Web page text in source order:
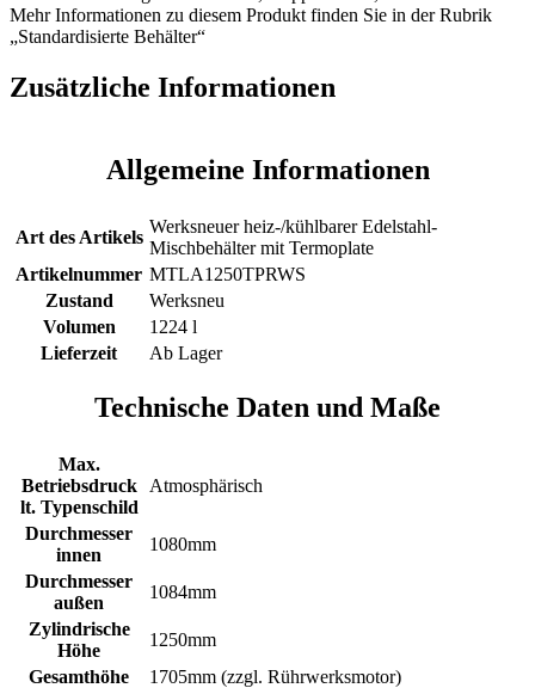
Mehr Informationen zu diesem Produkt finden Sie in der Rubrik
„Standardisierte Behälter“
Zusätzliche Informationen
Allgemeine Informationen
Art des Artikels
Werksneuer heiz-/kühlbarer Edelstahl-
Mischbehälter mit Termoplate
Artikelnummer MTLA1250TPRWS
Zustand
Werksneu
Volumen
1224 l
Lieferzeit
Ab Lager
Technische Daten und Maße
Max.
Betriebsdruck
lt. Typenschild
Atmosphärisch
Durchmesser
innen
1080mm
Durchmesser
außen
1084mm
Zylindrische
Höhe
1250mm
Gesamthöhe
1705mm (zzgl. Rührwerksmotor)